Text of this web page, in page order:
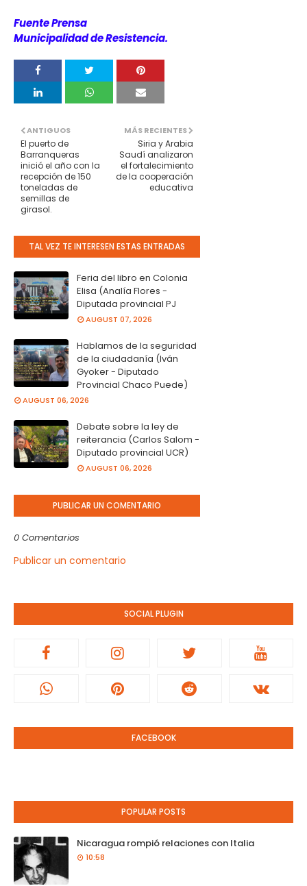
Fuente Prensa
Municipalidad de Resistencia.
MÁS RECIENTES
Siria y Arabia
Saudí analizaron
el fortalecimiento
de la cooperación
educativa
ANTIGUOS
El puerto de
Barranqueras
inició el año con la
recepción de 150
toneladas de
semillas de
girasol.
TAL VEZ TE INTERESEN ESTAS ENTRADAS
Feria del libro en Colonia
Elisa (Analía Flores -
Diputada provincial PJ
AUGUST 07, 2026
Hablamos de la seguridad
de la ciudadanía (Iván
Gyoker - Diputado
Provincial Chaco Puede)
AUGUST 06, 2026
Debate sobre la ley de
reiterancia (Carlos Salom -
Diputado provincial UCR)
AUGUST 06, 2026
PUBLICAR UN COMENTARIO
0 Comentarios
Publicar un comentario
SOCIAL PLUGIN
FACEBOOK
POPULAR POSTS
Nicaragua rompió relaciones con Italia
10:58